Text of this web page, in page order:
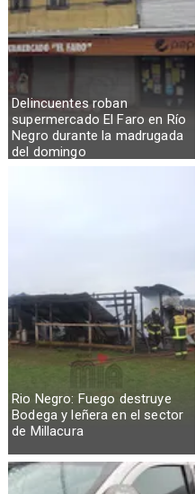
Delincuentes roban
supermercado El Faro en Río
Negro durante la madrugada
del domingo
Rio Negro: Fuego destruye
Bodega y leñera en el sector
de Millacura